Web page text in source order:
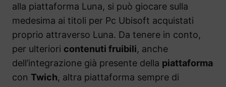
alla piattaforma Luna, si può giocare sulla
medesima ai titoli per Pc Ubisoft acquistati
proprio attraverso Luna. Da tenere in conto,
per ulteriori contenuti fruibili, anche
dell’integrazione già presente della piattaforma
con Twich, altra piattaforma sempre di